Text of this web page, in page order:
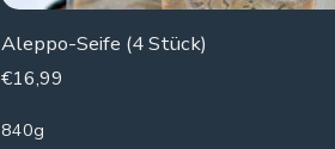
Aleppo-Seife (4 Stück)
€16,99
840g